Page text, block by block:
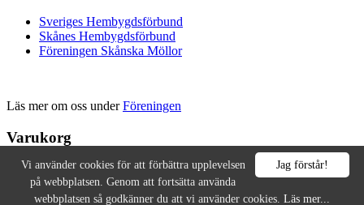
Sveriges Hembygdsförbund
Skånes Hembygdsförbund
Föreningen Skånska Möllor
Läs mer om oss underFöreningen
Varukorg
Copyright © 2026 Föreningen Svedala-Barabygden. All rights
reserved.
Designed byHillside Peak
Jag förstår!
Vi använder cookies för att förbättra upplevelsen
på webbplatsen. Genom att fortsätta använda
webbplatsen så godkänner du att vi använder cookies. Läs mer...